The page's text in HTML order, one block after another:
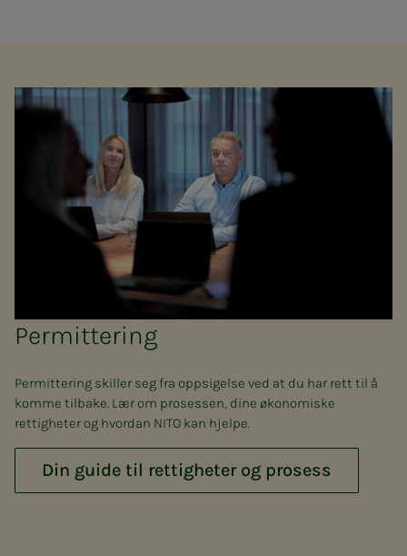
Permittering
Permittering skiller seg fra oppsigelse ved at du har rett til å
komme tilbake. Lær om prosessen, dine økonomiske
rettigheter og hvordan NITO kan hjelpe.
Din guide til rettigheter og prosess